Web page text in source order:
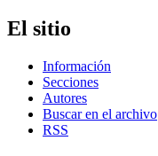
El sitio
Información
Secciones
Autores
Buscar en el archivo
RSS